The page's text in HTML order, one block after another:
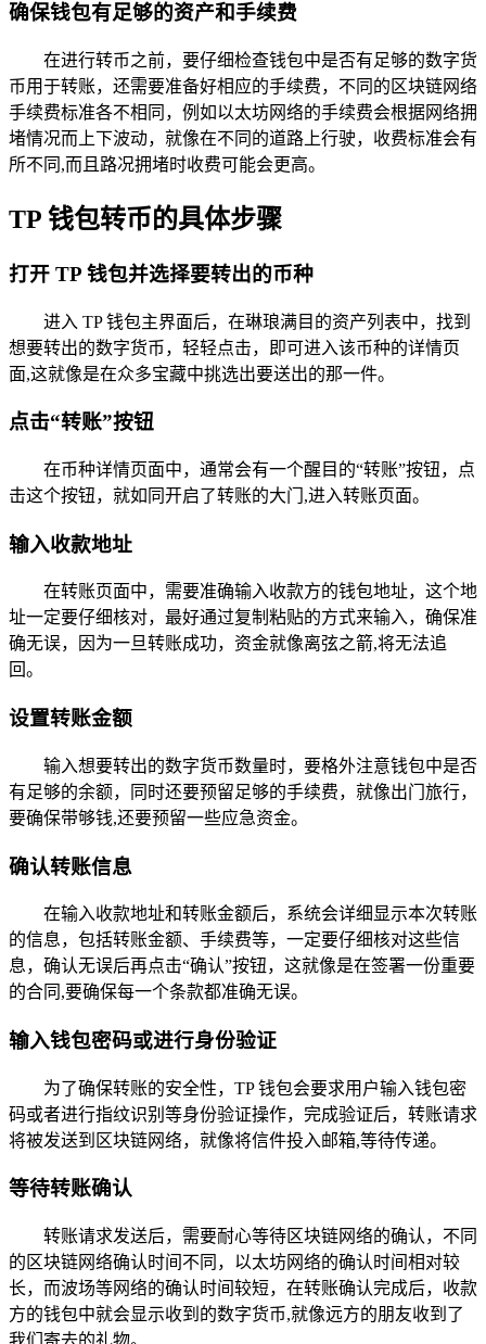
确保钱包有足够的资产和手续费
在进行转币之前，要仔细检查钱包中是否有足够的数字货
币用于转账，还需要准备好相应的手续费，不同的区块链网络
手续费标准各不相同，例如以太坊网络的手续费会根据网络拥
堵情况而上下波动，就像在不同的道路上行驶，收费标准会有
所不同,而且路况拥堵时收费可能会更高。
TP 钱包转币的具体步骤
打开 TP 钱包并选择要转出的币种
进入 TP 钱包主界面后，在琳琅满目的资产列表中，找到
想要转出的数字货币，轻轻点击，即可进入该币种的详情页
面,这就像是在众多宝藏中挑选出要送出的那一件。
点击“转账”按钮
在币种详情页面中，通常会有一个醒目的“转账”按钮，点
击这个按钮，就如同开启了转账的大门,进入转账页面。
输入收款地址
在转账页面中，需要准确输入收款方的钱包地址，这个地
址一定要仔细核对，最好通过复制粘贴的方式来输入，确保准
确无误，因为一旦转账成功，资金就像离弦之箭,将无法追
回。
设置转账金额
输入想要转出的数字货币数量时，要格外注意钱包中是否
有足够的余额，同时还要预留足够的手续费，就像出门旅行，
要确保带够钱,还要预留一些应急资金。
确认转账信息
在输入收款地址和转账金额后，系统会详细显示本次转账
的信息，包括转账金额、手续费等，一定要仔细核对这些信
息，确认无误后再点击“确认”按钮，这就像是在签署一份重要
的合同,要确保每一个条款都准确无误。
输入钱包密码或进行身份验证
为了确保转账的安全性，TP 钱包会要求用户输入钱包密
码或者进行指纹识别等身份验证操作，完成验证后，转账请求
将被发送到区块链网络，就像将信件投入邮箱,等待传递。
等待转账确认
转账请求发送后，需要耐心等待区块链网络的确认，不同
的区块链网络确认时间不同，以太坊网络的确认时间相对较
长，而波场等网络的确认时间较短，在转账确认完成后，收款
方的钱包中就会显示收到的数字货币,就像远方的朋友收到了